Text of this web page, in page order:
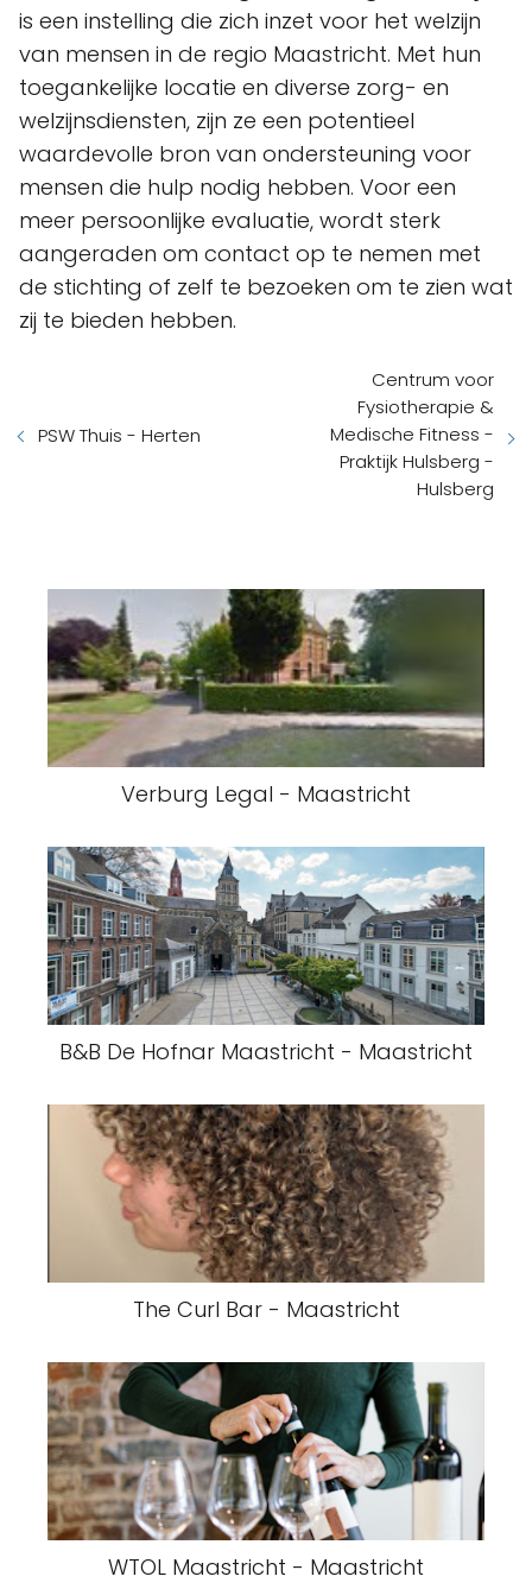
is een instelling die zich inzet voor het welzijn
van mensen in de regio Maastricht. Met hun
toegankelijke locatie en diverse zorg- en
welzijnsdiensten, zijn ze een potentieel
waardevolle bron van ondersteuning voor
mensen die hulp nodig hebben. Voor een
meer persoonlijke evaluatie, wordt sterk
aangeraden om contact op te nemen met
de stichting of zelf te bezoeken om te zien wat
zij te bieden hebben.
PSW Thuis - Herten
Centrum voor
Fysiotherapie &
Medische Fitness -
Praktijk Hulsberg -
Hulsberg
Verburg Legal - Maastricht
B&B De Hofnar Maastricht - Maastricht
The Curl Bar - Maastricht
WTOL Maastricht - Maastricht